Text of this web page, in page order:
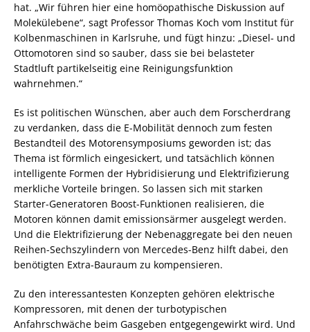
hat. „Wir führen hier eine homöopathische Diskussion auf
Molekülebene“, sagt Professor Thomas Koch vom Institut für
Kolbenmaschinen in Karlsruhe, und fügt hinzu: „Diesel- und
Ottomotoren sind so sauber, dass sie bei belasteter
Stadtluft partikelseitig eine Reinigungsfunktion
wahrnehmen.“
Es ist politischen Wünschen, aber auch dem Forscherdrang
zu verdanken, dass die E-Mobilität dennoch zum festen
Bestandteil des Motorensymposiums geworden ist; das
Thema ist förmlich eingesickert, und tatsächlich können
intelligente Formen der Hybridisierung und Elektrifizierung
merkliche Vorteile bringen. So lassen sich mit starken
Starter-Generatoren Boost-Funktionen realisieren, die
Motoren können damit emissionsärmer ausgelegt werden.
Und die Elektrifizierung der Nebenaggregate bei den neuen
Reihen-Sechszylindern von Mercedes-Benz hilft dabei, den
benötigten Extra-Bauraum zu kompensieren.
Zu den interessantesten Konzepten gehören elektrische
Kompressoren, mit denen der turbotypischen
Anfahrschwäche beim Gasgeben entgegengewirkt wird. Und